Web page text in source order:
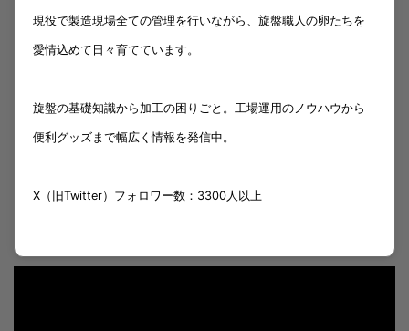
現役で製造現場全ての管理を行いながら、旋盤職人の卵たちを
愛情込めて日々育てています。
旋盤の基礎知識から加工の困りごと。工場運用のノウハウから
便利グッズまで幅広く情報を発信中。
X（旧Twitter）フォロワー数：3300人以上